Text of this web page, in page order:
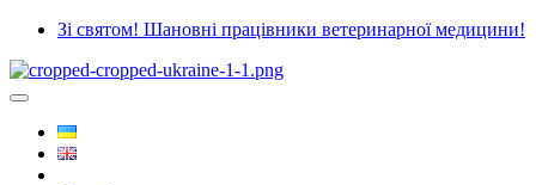
Зі святом! Шановні працівники ветеринарної медицини!